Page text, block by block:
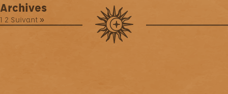
Archives
1 2 Suivant »